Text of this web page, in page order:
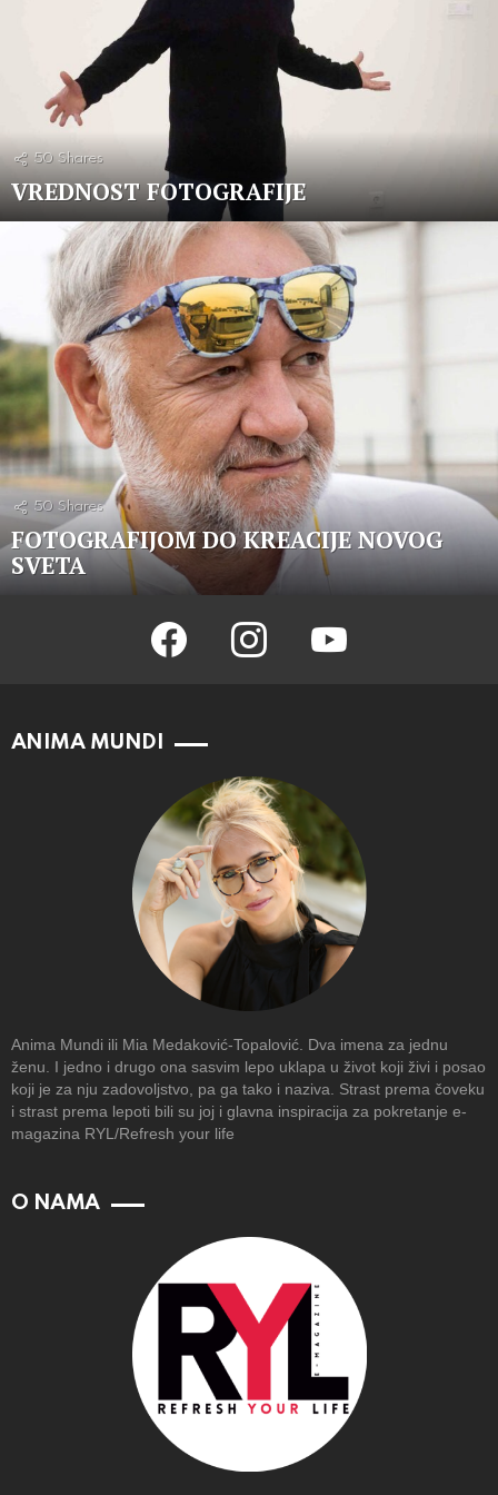
50 Shares
VREDNOST FOTOGRAFIJE
50 Shares
FOTOGRAFIJOM DO KREACIJE NOVOG
SVETA
facebook instagram youtube
ANIMA MUNDI
Anima Mundi ili Mia Medaković-Topalović. Dva imena za jednu
ženu. I jedno i drugo ona sasvim lepo uklapa u život koji živi i posao
koji je za nju zadovoljstvo, pa ga tako i naziva. Strast prema čoveku
i strast prema lepoti bili su joj i glavna inspiracija za pokretanje e-
magazina RYL/Refresh your life
O NAMA